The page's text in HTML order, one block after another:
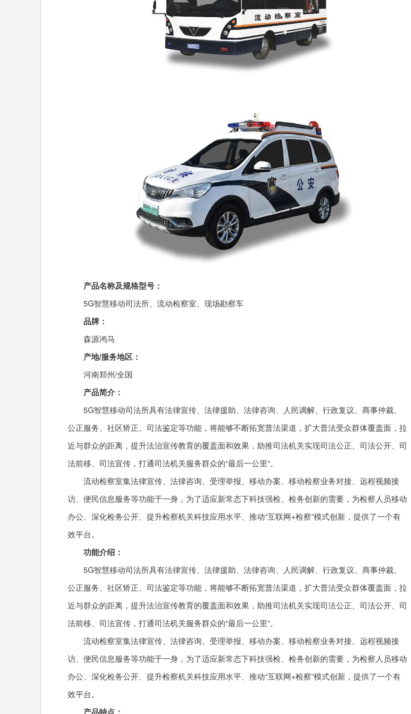
产品名称及规格型号：
5G智慧移动司法所、流动检察室、现场勘察车
品牌：
森源鸿马
产地/服务地区：
河南郑州/全国
产品简介：
5G智慧移动司法所具有法律宣传、法律援助、法律咨询、人民调解、行政复议、商事仲裁、
公正服务、社区矫正、司法鉴定等功能，将能够不断拓宽普法渠道，扩大普法受众群体覆盖面，拉
近与群众的距离，提升法治宣传教育的覆盖面和效果，助推司法机关实现司法公正、司法公开、司
法前移、司法宣传，打通司法机关服务群众的“最后一公里”。
流动检察室集法律宣传、法律咨询、受理举报、移动办案、移动检察业务对接、远程视频接
访、便民信息服务等功能于一身，为了适应新常态下科技强检、检务创新的需要，为检察人员移动
办公、深化检务公开、提升检察机关科技应用水平、推动“互联网+检察”模式创新，提供了一个有
效平台。
功能介绍：
5G智慧移动司法所具有法律宣传、法律援助、法律咨询、人民调解、行政复议、商事仲裁、
公正服务、社区矫正、司法鉴定等功能，将能够不断拓宽普法渠道，扩大普法受众群体覆盖面，拉
近与群众的距离，提升法治宣传教育的覆盖面和效果，助推司法机关实现司法公正、司法公开、司
法前移、司法宣传，打通司法机关服务群众的“最后一公里”。
流动检察室集法律宣传、法律咨询、受理举报、移动办案、移动检察业务对接、远程视频接
访、便民信息服务等功能于一身，为了适应新常态下科技强检、检务创新的需要，为检察人员移动
办公、深化检务公开、提升检察机关科技应用水平、推动“互联网+检察”模式创新，提供了一个有
效平台。